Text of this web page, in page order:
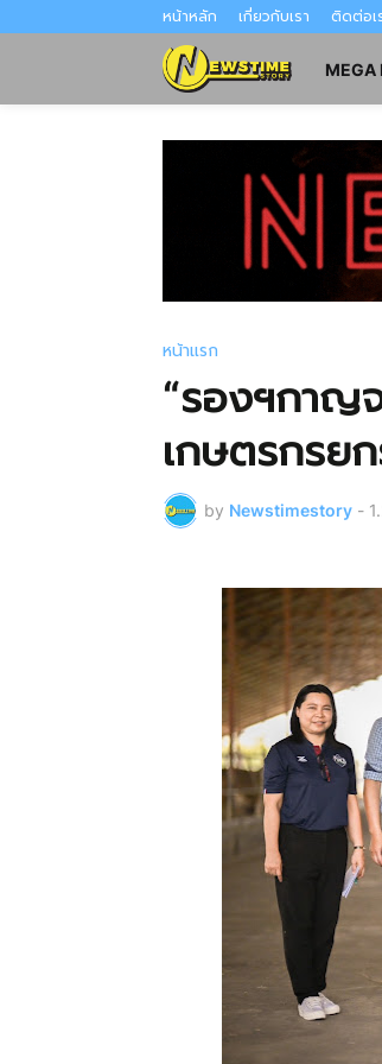
หน้าหลัก เกี่ยวกับเรา ติดต่อเ
MEGA
หน้าแรก
“รองฯกาญ
เกษตรกรย
by Newstimestory -